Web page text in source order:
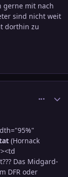
gerne mit nach
sind nicht weit
dorthin zu
(Hornack
Das Midgard-
DFR oder